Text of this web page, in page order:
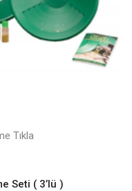
Tıkla
Seti ( 3’lü )